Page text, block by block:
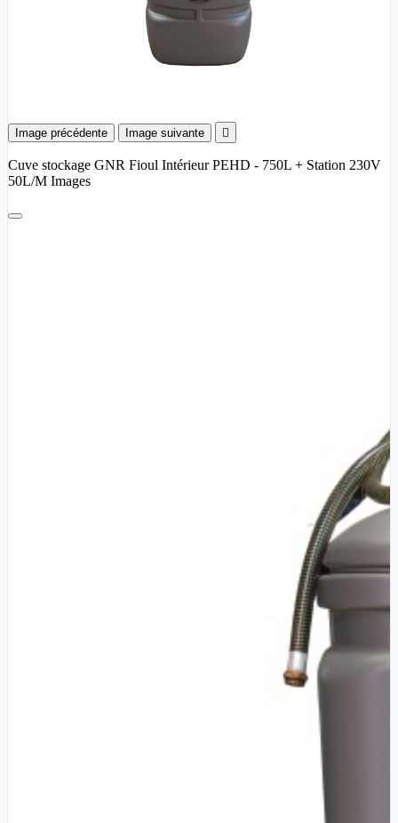
Image précédente Image suivante 
Cuve stockage GNR Fioul Intérieur PEHD - 750L + Station 230V
50L/M Images